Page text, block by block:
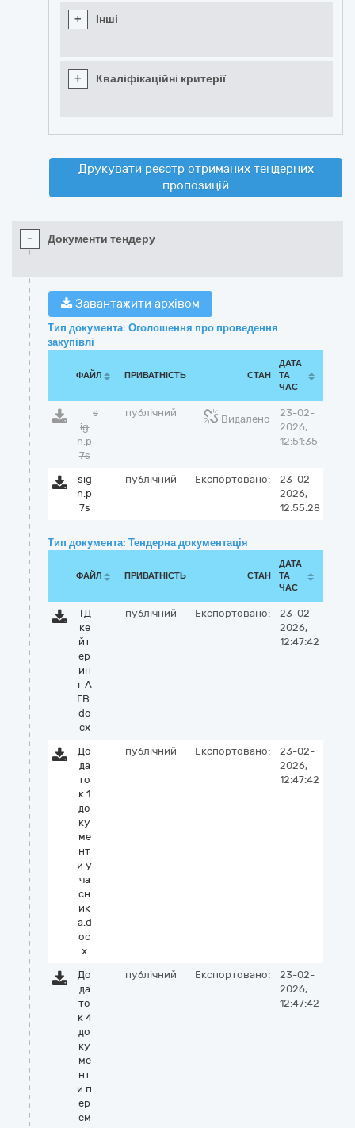
+ Інші
+ Кваліфікаційні критерії
Друкувати реєстр отриманих тендерних
пропозицій
- Документи тендеру
Завантажити архівом
Тип документа: Оголошення про проведення
закупівлі
ФАЙЛ ПРИВАТНІСТЬ СТАН
ДАТА
ТА
ЧАС
s
ig
n.p
7s
публічний
Видалено
23-02-
2026,
12:51:35
sig
n.p
7s
публічний Експортовано:
23-02-
2026,
12:55:28
Тип документа: Тендерна документація
ФАЙЛ ПРИВАТНІСТЬ СТАН
ДАТА
ТА
ЧАС
ТД
ке
йт
ер
ин
г А
ГВ.
do
cx
публічний Експортовано:
23-02-
2026,
12:47:42
До
да
то
к 1
до
ку
ме
нт
и у
ча
сн
ик
а.d
oc
x
публічний Експортовано:
23-02-
2026,
12:47:42
До
да
то
к 4
до
ку
ме
нт
и п
ер
ем
публічний Експортовано:
23-02-
2026,
12:47:42